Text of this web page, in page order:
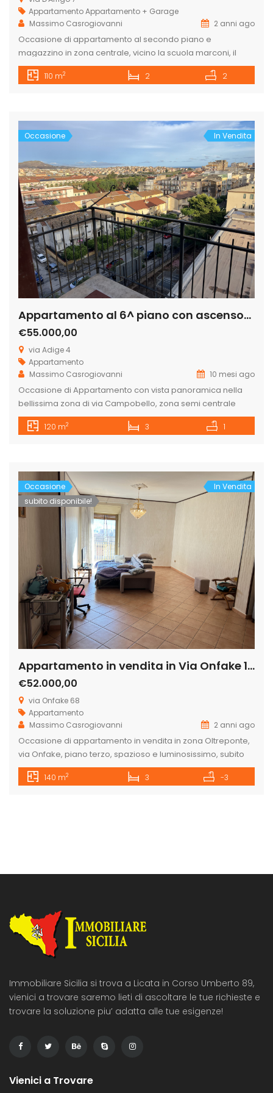
AppartamentoAppartamento + Garage
Massimo Casrogiovanni
2 anni ago
Occasione di appartamento al secondo piano e
magazzino in zona centrale, vicino la scuola marconi, il
liceo e la scuola Dino Liotta nonchè vicino il porto turistico.
L’appartamento che da su due strade parallele (via
Camera per ragazzi con due letti, […]
110 m2 2 2
Occasione In Vendita
Appartamento al 6^ piano con ascensore in via Adige
€55.000,00
via Adige 4
Appartamento
Massimo Casrogiovanni
10 mesi ago
Occasione di Appartamento con vista panoramica nella
bellissima zona di via Campobello, zona semi centrale
vicino le scuole, supermercati e vicino al centro
commerciale San Giorgio. L’appartamento è subito
stanza. Per maggiori informazioni contattateci allo
0922771531 o […]
120 m2 3 1
Occasione
subito disponibile!
In Vendita
Appartamento in vendita in Via Onfake 16, – Oltreponte
€52.000,00
via Onfake 68
Appartamento
Massimo Casrogiovanni
2 anni ago
Occasione di appartamento in vendita in zona Oltreponte,
via Onfake, piano terzo, spazioso e luminosissimo, subito
disponibile ed abitabile. È composto da un grande
ingresso, salone, ampia cucina abitabile, bagno, camera
140 m2 3 -3
Immobiliare Sicilia si trova a Licata in Corso Umberto 89,
vienici a trovare saremo lieti di ascoltare le tue richieste e
trovare la soluzione piu’ adatta alle tue esigenze!
Vienici a Trovare